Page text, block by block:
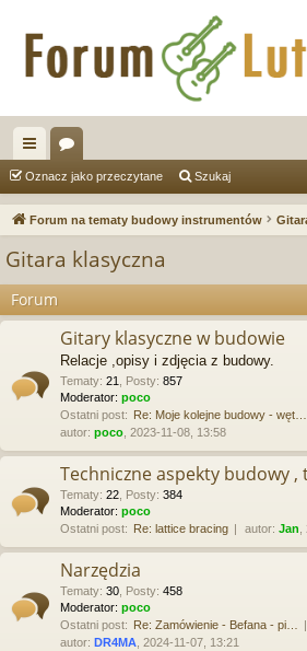
ię
ce
or
a
Oznacz jako przeczytane Szukaj
Forum na tematy budowy instrumentów
Gitara klasyczna
Forum
Gitary klasyczne w budowie
Relacje ,opisy i zdjęcia z budowy.
Tematy: 21 Posty: 857
Moderator: poco
Ostatni post: Re: Moje kolejne budowy - węt…
autor: poco , 2023-11-08, 13:58
Techniczne aspekty budowy ,
Tematy: 22 Posty: 384
Moderator: poco
Ostatni post: Re: lattice bracing autor: Jan
Narzędzia
Tematy: 30 Posty: 458
Moderator: poco
Ostatni post: Re: Zamówienie - Befana - pi…
autor: DR4MA , 2024-11-07, 13:21